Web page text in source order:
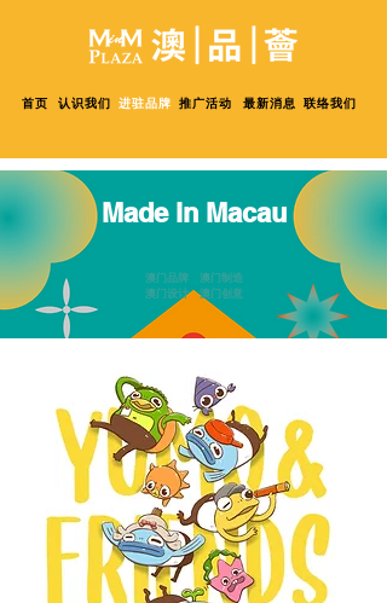
首页 认识我们 进驻品牌 推广活动 最新消息 联络我们
Made in Macau
澳门品牌 澳门制造
澳门设计 澳门创意